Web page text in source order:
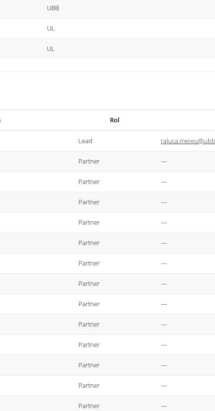
UBB
UL
UL
Rol
Lead
Partner —
Partner —
Partner —
Partner —
Partner —
Partner —
Partner —
Partner —
Partner —
Partner —
Partner —
Partner —
Partner —